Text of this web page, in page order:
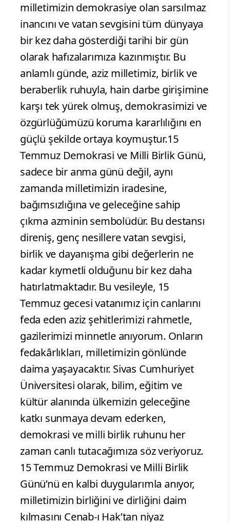
milletimizin demokrasiye olan sarsılmaz
inancını ve vatan sevgisini tüm dünyaya
bir kez daha gösterdiği tarihi bir gün
olarak hafızalarımıza kazınmıştır. Bu
anlamlı günde, aziz milletimiz, birlik ve
beraberlik ruhuyla, hain darbe girişimine
karşı tek yürek olmuş, demokrasimizi ve
özgürlüğümüzü koruma kararlılığını en
güçlü şekilde ortaya koymuştur.15
Temmuz Demokrasi ve Milli Birlik Günü,
sadece bir anma günü değil, aynı
zamanda milletimizin iradesine,
bağımsızlığına ve geleceğine sahip
çıkma azminin sembolüdür. Bu destansı
direniş, genç nesillere vatan sevgisi,
birlik ve dayanışma gibi değerlerin ne
kadar kıymetli olduğunu bir kez daha
hatırlatmaktadır. Bu vesileyle, 15
Temmuz gecesi vatanımız için canlarını
feda eden aziz şehitlerimizi rahmetle,
gazilerimizi minnetle anıyorum. Onların
fedakârlıkları, milletimizin gönlünde
daima yaşayacaktır. Sivas Cumhuriyet
Üniversitesi olarak, bilim, eğitim ve
kültür alanında ülkemizin geleceğine
katkı sunmaya devam ederken,
demokrasi ve milli birlik ruhunu her
zaman canlı tutacağımıza söz veriyoruz.
15 Temmuz Demokrasi ve Milli Birlik
Günü’nü en kalbi duygularımla anıyor,
milletimizin birliğini ve dirliğini daim
kılmasını Cenab-ı Hak’tan niyaz